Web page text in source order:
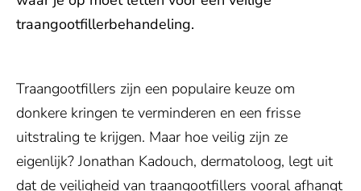
traangootfillerbehandeling.
Traangootfillers zijn een populaire keuze om
donkere kringen te verminderen en een frisse
uitstraling te krijgen. Maar hoe veilig zijn ze
eigenlijk? Jonathan Kadouch, dermatoloog, legt uit
dat de veiligheid van traangootfillers vooral afhangt